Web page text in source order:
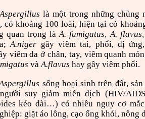
Aspergillus là một trong những chủng
có khoảng 100 loài, hiện tại có
quan trọng làA. fumigatus, A.
A.niger gây viêm tai, phổi, dị
viêm da ở chân, tay, viêm quanh
vàA.flavus hay gây viêm phổi.
sống hoại sinh trên đất,
suy giảm miễn dịch (HIV/
kéo dài…) có nhiều nguy cơ
giặt áo lông, cạo ống khói, nông